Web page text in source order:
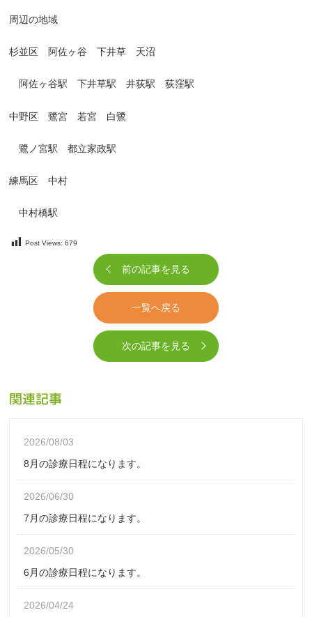
周辺の地域
杉並区 阿佐ヶ谷 下井草 天沼
阿佐ヶ谷駅 下井草駅 井荻駅 荻窪駅
中野区 鷺宮 若宮 白鷺
鷺ノ宮駅 都立家政駅
練馬区 中村
中村橋駅
Post Views: 679
前の記事を見る
一覧へ戻る
次の記事を見る
関連記事
2026/08/03
8月の診療日程になります。
2026/06/30
7月の診療日程になります。
2026/05/30
6月の診療日程になります。
2026/04/24